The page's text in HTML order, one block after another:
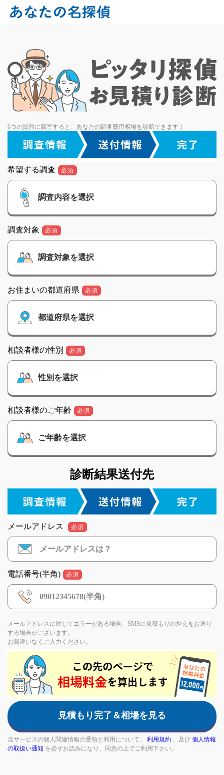
6つの質問に回答すると、あなたの調査費用相場を診断できます！
希望する調査 必須
調査対象 必須
お住まいの都道府県 必須
相談者様の性別 必須
相談者様のご年齢 必須
診断結果送付先
メールアドレス 必須
電話番号(半角) 必須
メールアドレスに対してエラーがある場合、SMSに見積もりの控えをお送り
する場合がございます。
お間違いなくご入力ください。
If
are
a
human,
ignore
this
field
見積もり完了＆相場を見る
当サービスの個人関連情報の受領と利用について、 利用規約 、及び 個人情報
の取扱い通知 を必ずお読みになり、同意の上でご利用下さい。